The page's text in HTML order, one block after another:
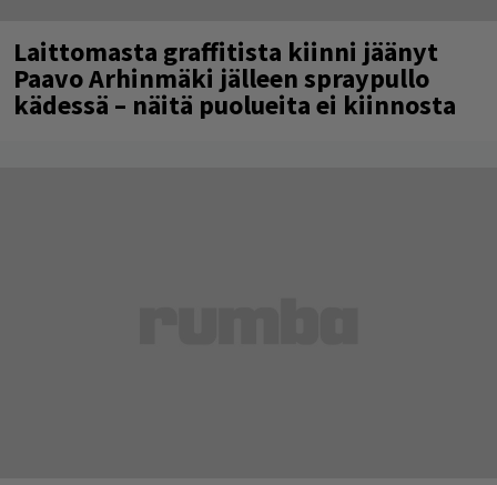
Laittomasta graffitista kiinni jäänyt
Paavo Arhinmäki jälleen spraypullo
kädessä – näitä puolueita ei kiinnosta